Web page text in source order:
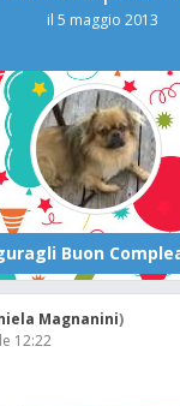
il 5 maggio 2013
Magnanini)
12:22